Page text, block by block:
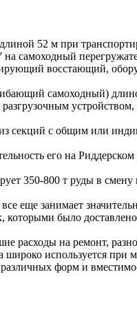
52 м при
на самоходный
восстающий,
самоходный)
устройством,
секций с общим или
его на Риддерском
350-800 т руды в смену
еще занимает
которыми было
расходы на ремонт,
используется при
форм и